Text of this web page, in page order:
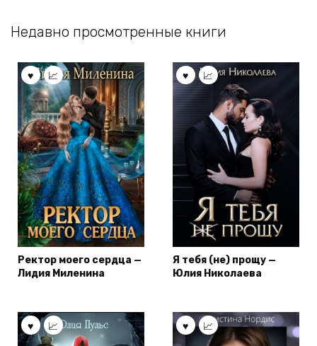
Недавно просмотренные книги
Ректор моего сердца —
Лидия Миленина
Я тебя (не) прощу —
Юлия Николаева